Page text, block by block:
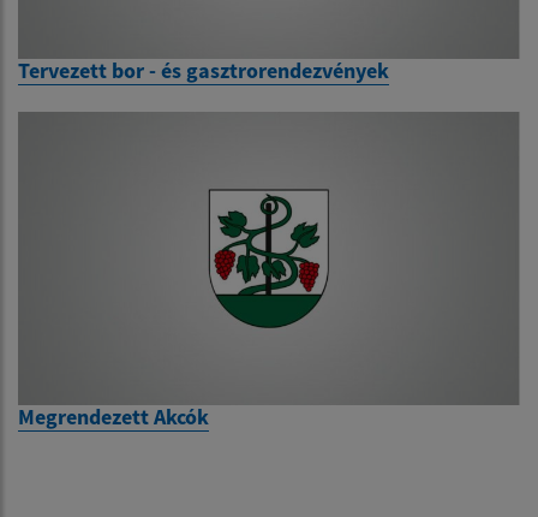
Tervezett bor - és gasztrorendezvények
Megrendezett Akcók